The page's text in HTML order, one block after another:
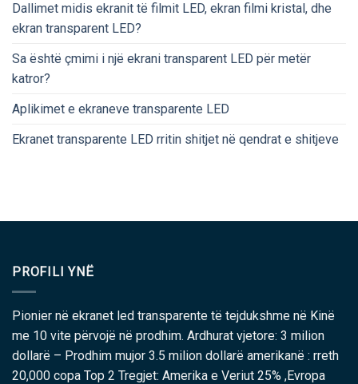
Dallimet midis ekranit të filmit LED, ekran filmi kristal, dhe
ekran transparent LED?
Sa është çmimi i një ekrani transparent LED për metër
katror?
Aplikimet e ekraneve transparente LED
Ekranet transparente LED rritin shitjet në qendrat e shitjeve
PROFILI YNË
Pionier në ekranet led transparente të tejdukshme në Kinë
me 10 vite përvojë në prodhim. Ardhurat vjetore: 3 milion
dollarë – Prodhim mujor 3.5 milion dollarë amerikanë : rreth
20,000 copa Top 2 Tregjet: Amerika e Veriut 25% ,Evropa